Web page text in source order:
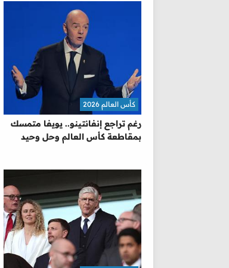
رغم تراجع إنفانتينو.. يويفا متمسك
بمقاطعة كأس العالم وحل وحيد
كأس العالم 2026